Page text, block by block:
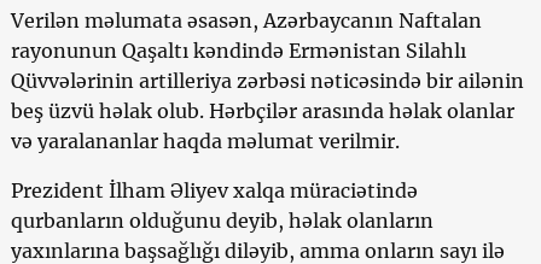
Verilən məlumata əsasən, Azərbaycanın Naftalan
rayonunun Qaşaltı kəndində Ermənistan Silahlı
Qüvvələrinin artilleriya zərbəsi nəticəsində bir ailənin
beş üzvü həlak olub. Hərbçilər arasında həlak olanlar
və yaralananlar haqda məlumat verilmir.
Prezident İlham Əliyev xalqa müraciətində
qurbanların olduğunu deyib, həlak olanların
yaxınlarına başsağlığı diləyib, amma onların sayı ilə